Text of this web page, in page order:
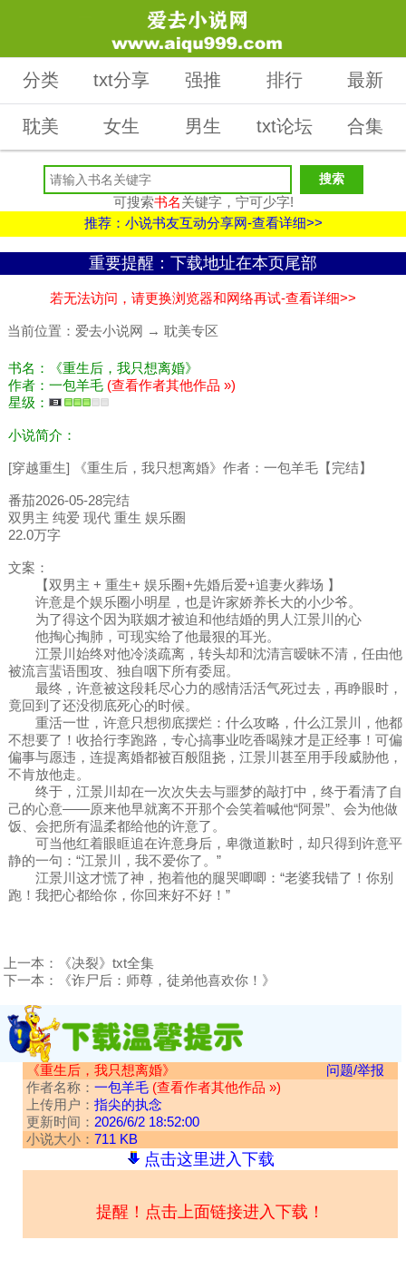
分类 txt分享 强推 排行 最新
耽美 女生 男生 txt论坛 合集
可搜索书名关键字，宁可少字!
推荐：小说书友互动分享网-查看详细>>
重要提醒：下载地址在本页尾部
若无法访问，请更换浏览器和网络再试-查看详细>>
当前位置： 爱去小说网 → 耽美专区
书名：《重生后，我只想离婚》
作者：一包羊毛 (查看作者其他作品 »)
星级：
小说简介：
[穿越重生] 《重生后，我只想离婚》作者：一包羊毛【完结】
番茄2026-05-28完结
双男主 纯爱 现代 重生 娱乐圈
22.0万字
文案：
【双男主 + 重生+ 娱乐圈+先婚后爱+追妻火葬场 】
许意是个娱乐圈小明星，也是许家娇养长大的小少爷。
为了得这个因为联姻才被迫和他结婚的男人江景川的心
他掏心掏肺，可现实给了他最狠的耳光。
江景川始终对他冷淡疏离，转头却和沈清言暧昧不清，任由他
被流言蜚语围攻、独自咽下所有委屈。
最终，许意被这段耗尽心力的感情活活气死过去，再睁眼时，
竟回到了还没彻底死心的时候。
重活一世，许意只想彻底摆烂：什么攻略，什么江景川，他都
不想要了！收拾行李跑路，专心搞事业吃香喝辣才是正经事！可偏
偏事与愿违，连提离婚都被百般阻挠，江景川甚至用手段威胁他，
不肯放他走。
终于，江景川却在一次次失去与噩梦的敲打中，终于看清了自
己的心意——原来他早就离不开那个会笑着喊他“阿景”、会为他做
饭、会把所有温柔都给他的许意了。
可当他红着眼眶追在许意身后，卑微道歉时，却只得到许意平
静的一句：“江景川，我不爱你了。”
江景川这才慌了神，抱着他的腿哭唧唧：“老婆我错了！你别
跑！我把心都给你，你回来好不好！”
上一本：
《决裂》txt全集
下一本：
《诈尸后：师尊，徒弟他喜欢你！》
《重生后，我只想离婚》
问题/举报
作者名称： 一包羊毛 (查看作者其他作品 »)
上传用户： 指尖的执念
更新时间： 2026/6/2 18:52:00
小说大小： 711 KB
点击这里进入下载
提醒！点击上面链接进入下载！